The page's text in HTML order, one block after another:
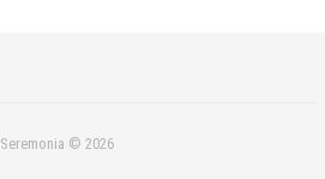
Seremonia © 2026